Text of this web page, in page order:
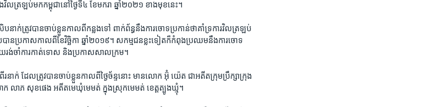
ត្រឡប់​មក​កម្ពុជា​នៅ​ថ្ងៃ​ទី​៤ ខែ​មករា ឆ្នាំ​២០២១​ ខាង​មុខនេះ។
នាក់​ត្រូវ​បាន​ចាប់​ខ្លួន​កាល​ពី​កន្លង​ទៅ ពាក់ព័ន្ធ​នឹង​ការ​ចោទ​ប្រកាន់​ថា​គាំទ្រ​ការ​វិល​ត្រឡប់​
ន​ប្រកាស​កាល​ពីខែ​វិច្ឆិកា ឆ្នាំ​២០១៩។ សកម្មជន​ខ្លះ​ទៀត​ក៏កំពុង​ប្រឈម​នឹង​ការ​ចោទ​
រង់​ចាំ​ការ​កាត់​ទោស និង​ប្រកាស​សាលក្រម។
នាក់ ដែល​ត្រូវ​បាន​ចាប់​ខ្លួន​កាល​ពី​ថ្ងៃ​ច័ន្ទ​នោះ មានលោក អ៊ុំ យ៉េត ជា​អតីត​ក្រុម​ប្រឹក្សា​ក្រុង​
ក លាភ សុខ​ផេង អតីត​មេឃុំ​មេ​មត់ ក្នុង​ស្រុក​មេមត់ ខេត្ត​ត្បូង​ឃ្មុំ។